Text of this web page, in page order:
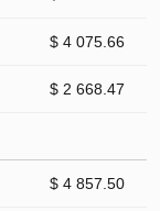
$ 4 075.66
$ 2 668.47
$ 4 857.50